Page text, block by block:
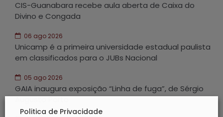
CIS-Guanabara recebe aula aberta de Caixa do
Divino e Congada
06 ago 2026
Unicamp é a primeira universidade estadual paulista
em classificados para o JUBs Nacional
05 ago 2026
GAIA inaugura exposição “Linha de fuga”, de Sérgio
Augusto Porto
Politica de Privacidade